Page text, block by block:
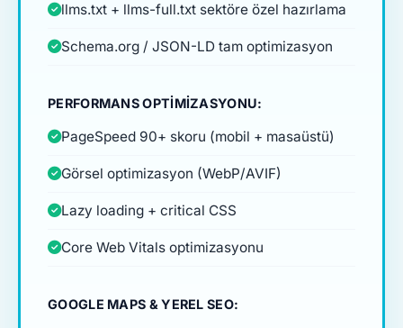
llms.txt + llms-full.txt sektöre özel hazırlama
Schema.org / JSON-LD tam optimizasyon
PERFORMANS OPTIMIZASYONU:
PageSpeed 90+ skoru (mobil + masaüstü)
Görsel optimizasyon (WebP/AVIF)
Lazy loading + critical CSS
Core Web Vitals optimizasyonu
GOOGLE MAPS & YEREL SEO: